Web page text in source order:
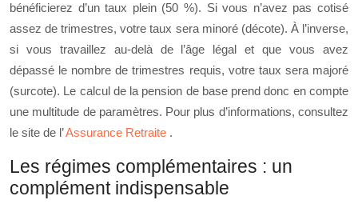
bénéficierez d’un taux plein (50 %). Si vous n’avez pas cotisé
assez de trimestres, votre taux sera minoré (décote). À l’inverse,
si vous travaillez au-delà de l’âge légal et que vous avez
dépassé le nombre de trimestres requis, votre taux sera majoré
(surcote). Le calcul de la pension de base prend donc en compte
une multitude de paramètres. Pour plus d’informations, consultez
le site de l’Assurance Retraite .
Les régimes complémentaires : un
complément indispensable